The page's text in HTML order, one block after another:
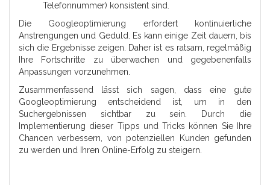
Telefonnummer) konsistent sind.
Die Googleoptimierung erfordert kontinuierliche
Anstrengungen und Geduld. Es kann einige Zeit dauern, bis
sich die Ergebnisse zeigen. Daher ist es ratsam, regelmäßig
Ihre Fortschritte zu überwachen und gegebenenfalls
Anpassungen vorzunehmen.
Zusammenfassend lässt sich sagen, dass eine gute
Googleoptimierung entscheidend ist, um in den
Suchergebnissen sichtbar zu sein. Durch die
Implementierung dieser Tipps und Tricks können Sie Ihre
Chancen verbessern, von potenziellen Kunden gefunden
zu werden und Ihren Online-Erfolg zu steigern.